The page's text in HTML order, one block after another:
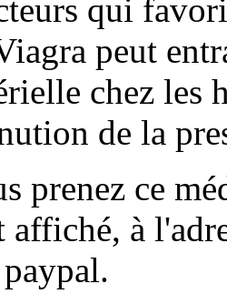
qui
peut
chez les
de la
prenez ce
affiché, à